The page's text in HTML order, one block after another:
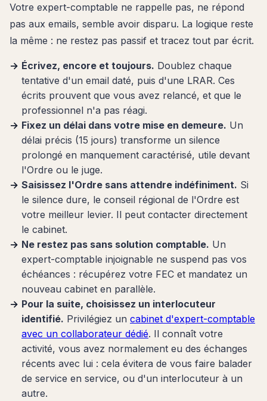
Votre expert-comptable ne rappelle pas, ne répond
pas aux emails, semble avoir disparu. La logique reste
la même : ne restez pas passif et tracez tout par écrit.
Écrivez, encore et toujours. Doublez chaque
tentative d'un email daté, puis d'une LRAR. Ces
écrits prouvent que vous avez relancé, et que le
professionnel n'a pas réagi.
Fixez un délai dans votre mise en demeure. Un
délai précis (15 jours) transforme un silence
prolongé en manquement caractérisé, utile devant
l'Ordre ou le juge.
Saisissez l'Ordre sans attendre indéfiniment. Si
le silence dure, le conseil régional de l'Ordre est
votre meilleur levier. Il peut contacter directement
le cabinet.
Ne restez pas sans solution comptable. Un
expert-comptable injoignable ne suspend pas vos
échéances : récupérez votre FEC et mandatez un
nouveau cabinet en parallèle.
Pour la suite, choisissez un interlocuteur
identifié. Privilégiez un cabinet d'expert-comptable
avec un collaborateur dédié. Il connaît votre
activité, vous avez normalement eu des échanges
récents avec lui : cela évitera de vous faire balader
de service en service, ou d'un interlocuteur à un
autre.